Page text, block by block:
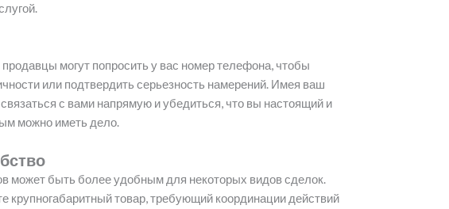
могут попросить у вас номер телефона, чтобы
или подтвердить серьезность намерений. Имея ваш
с вами напрямую и убедиться, что вы настоящий и
можно иметь дело.
может быть более удобным для некоторых видов сделок.
крупногабаритный товар, требующий координации действий